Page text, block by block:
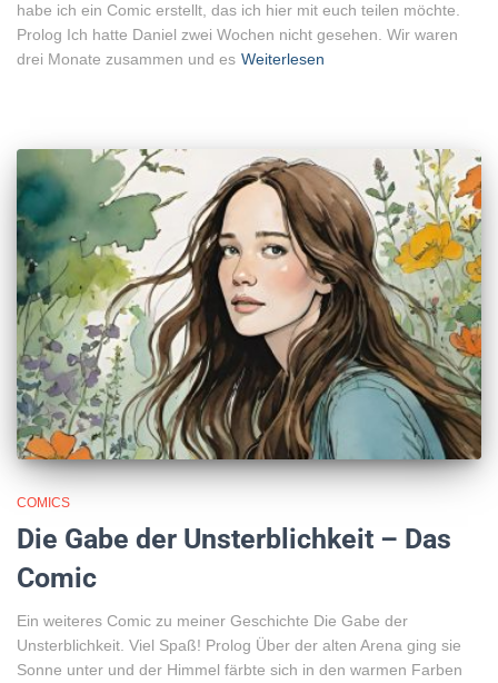
habe ich ein Comic erstellt, das ich hier mit euch teilen möchte.
Prolog Ich hatte Daniel zwei Wochen nicht gesehen. Wir waren
drei Monate zusammen und es Weiterlesen
COMICS
Die Gabe der Unsterblichkeit – Das
Comic
Ein weiteres Comic zu meiner Geschichte Die Gabe der
Unsterblichkeit. Viel Spaß! Prolog Über der alten Arena ging sie
Sonne unter und der Himmel färbte sich in den warmen Farben